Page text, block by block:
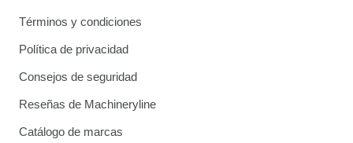
Términos y condiciones
Política de privacidad
Consejos de seguridad
Reseñas de Machineryline
Catálogo de marcas